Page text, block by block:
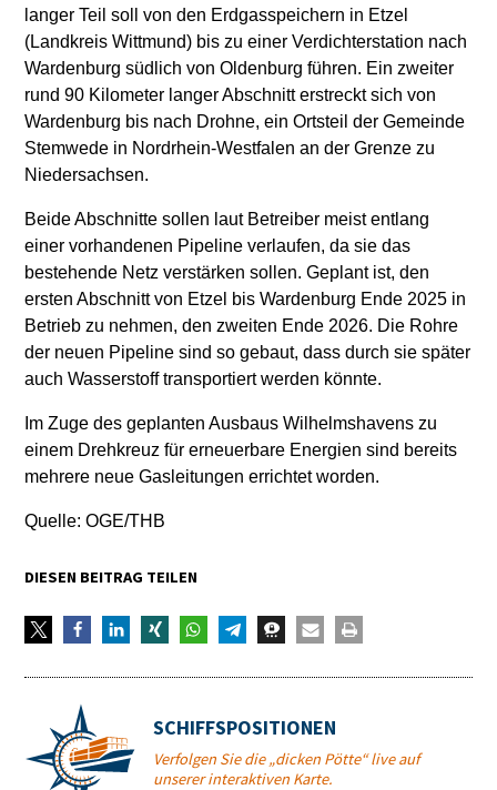
langer Teil soll von den Erdgasspeichern in Etzel
(Landkreis Wittmund) bis zu einer Verdichterstation nach
Wardenburg südlich von Oldenburg führen. Ein zweiter
rund 90 Kilometer langer Abschnitt erstreckt sich von
Wardenburg bis nach Drohne, ein Ortsteil der Gemeinde
Stemwede in Nordrhein-Westfalen an der Grenze zu
Niedersachsen.
Beide Abschnitte sollen laut Betreiber meist entlang
einer vorhandenen Pipeline verlaufen, da sie das
bestehende Netz verstärken sollen. Geplant ist, den
ersten Abschnitt von Etzel bis Wardenburg Ende 2025 in
Betrieb zu nehmen, den zweiten Ende 2026. Die Rohre
der neuen Pipeline sind so gebaut, dass durch sie später
auch Wasserstoff transportiert werden könnte.
Im Zuge des geplanten Ausbaus Wilhelmshavens zu
einem Drehkreuz für erneuerbare Energien sind bereits
mehrere neue Gasleitungen errichtet worden.
Quelle: OGE/THB
DIESEN BEITRAG TEILEN
SCHIFFSPOSITIONEN
Verfolgen Sie die „dicken Pötte“ live auf
unserer interaktiven Karte.